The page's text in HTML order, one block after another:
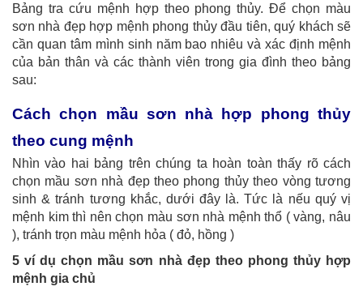
Bảng tra cứu mệnh hợp theo phong thủy. Để chọn màu
sơn nhà đẹp hợp mệnh phong thủy đầu tiên, quý khách sẽ
cần quan tâm mình sinh năm bao nhiêu và xác định mệnh
của bản thân và các thành viên trong gia đình theo bảng
sau:
Cách chọn mầu sơn nhà hợp phong thủy
theo cung mệnh
Nhìn vào hai bảng trên chúng ta hoàn toàn thấy rõ cách
chọn mầu sơn nhà đẹp theo phong thủy theo vòng tương
sinh & tránh tương khắc, dưới đây là. Tức là nếu quý vị
mệnh kim thì nên chọn màu sơn nhà mệnh thổ ( vàng, nâu
), tránh trọn màu mệnh hỏa ( đỏ, hồng )
5 ví dụ chọn mầu sơn nhà đẹp theo phong thủy hợp
mệnh gia chủ